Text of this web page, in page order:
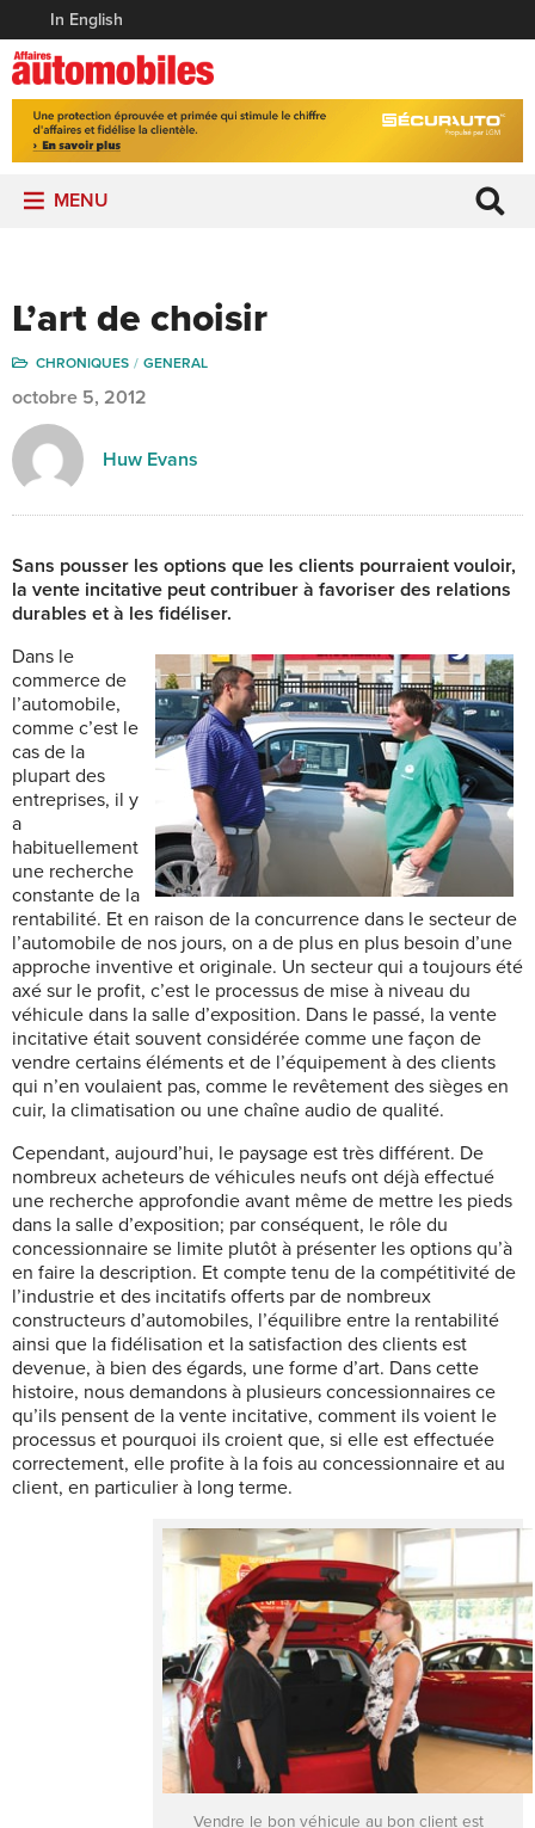
In English
MENU
L’art de choisir
CHRONIQUES GENERAL
octobre 5, 2012
Huw Evans
Sans pousser les options que les clients pourraient vouloir,
la vente incitative peut contribuer à favoriser des relations
durables et à les fidéliser.
Dans le
commerce de
l’automobile,
comme c’est le
cas de la
plupart des
entreprises, il y
a
habituellement
une recherche
constante de la
rentabilité. Et en raison de la concurrence dans le secteur de
l’automobile de nos jours, on a de plus en plus besoin d’une
approche inventive et originale. Un secteur qui a toujours été
axé sur le profit, c’est le processus de mise à niveau du
véhicule dans la salle d’exposition. Dans le passé, la vente
incitative était souvent considérée comme une façon de
vendre certains éléments et de l’équipement à des clients
qui n’en voulaient pas, comme le revêtement des sièges en
cuir, la climatisation ou une chaîne audio de qualité.
Cependant, aujourd’hui, le paysage est très différent. De
nombreux acheteurs de véhicules neufs ont déjà effectué
une recherche approfondie avant même de mettre les pieds
dans la salle d’exposition; par conséquent, le rôle du
concessionnaire se limite plutôt à présenter les options qu’à
en faire la description. Et compte tenu de la compétitivité de
l’industrie et des incitatifs offerts par de nombreux
constructeurs d’automobiles, l’équilibre entre la rentabilité
ainsi que la fidélisation et la satisfaction des clients est
devenue, à bien des égards, une forme d’art. Dans cette
histoire, nous demandons à plusieurs concessionnaires ce
qu’ils pensent de la vente incitative, comment ils voient le
processus et pourquoi ils croient que, si elle est effectuée
correctement, elle profite à la fois au concessionnaire et au
client, en particulier à long terme.
Vendre le bon véhicule au bon client est